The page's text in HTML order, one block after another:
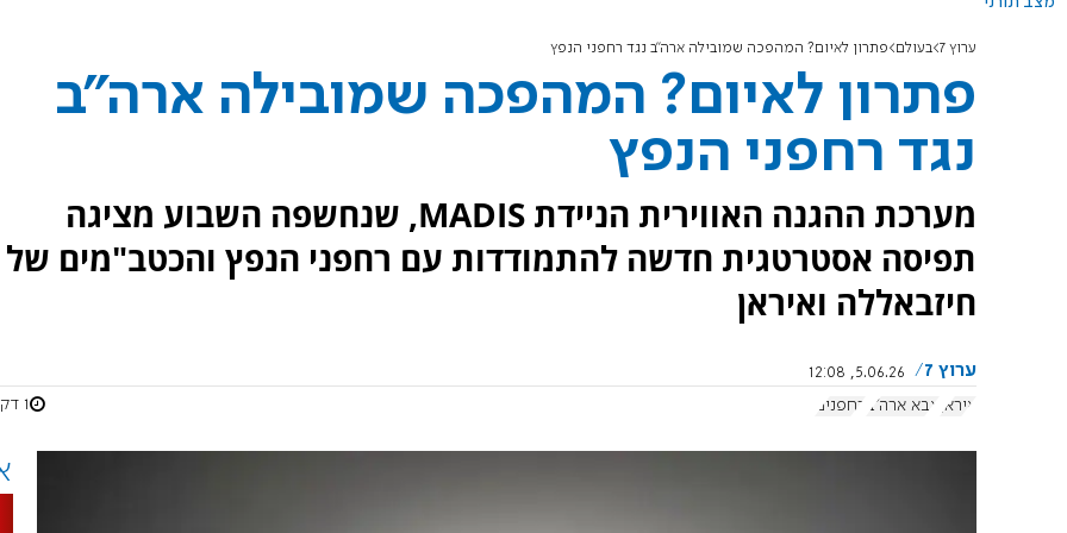
ערוץ 7 בעולם פתרון לאיום? המהפכה שמובילה ארה"ב נגד רחפני הנפץ
פתרון לאיום? המהפכה שמובילה ארה"ב
נגד רחפני הנפץ
מערכת ההגנה האווירית הניידת MADIS, שנחשפה השבוע מציגה
תפיסה אסטרטגית חדשה להתמודדות עם רחפני הנפץ והכטב"מים של
חיזבאללה ואיראן
ערוץ 7
5.06.26, 12:08
איראן צבא ארה"ב רחפנים 1 דקות